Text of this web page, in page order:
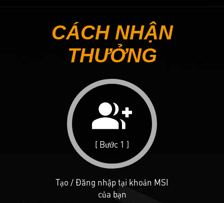
CÁCH NHẬN
THƯỞNG
group_add
[ Bước 1 ]
Tạo / Đăng nhập tại khoản MSI
của bạn